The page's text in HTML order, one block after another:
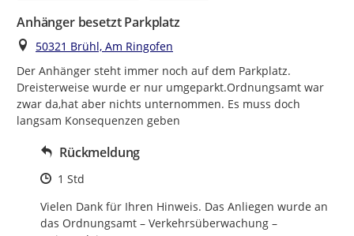
Anhänger besetzt Parkplatz
Ort
50321 Brühl, Am Ringofen
Der Anhänger steht immer noch auf dem Parkplatz.
Dreisterweise wurde er nur umgeparkt.Ordnungsamt war
zwar da,hat aber nichts unternommen. Es muss doch
langsam Konsequenzen geben
Rückmeldung
Zeitpunkt des Erstellens
1 Std
Vielen Dank für Ihren Hinweis. Das Anliegen wurde an
das Ordnungsamt – Verkehrsüberwachung –